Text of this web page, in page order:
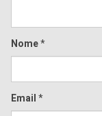
Nome*
Email*